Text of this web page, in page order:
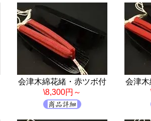
会津木綿花緒・赤ツボ付
\8,300円～
会津